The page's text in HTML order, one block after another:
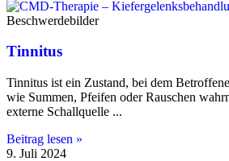
Beschwerdebilder
Tinnitus
Tinnitus ist ein Zustand, bei dem
wie Summen, Pfeifen oder Rauschen
externe Schallquelle
Beitrag lesen »
9. Juli 2024